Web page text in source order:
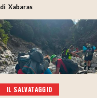
Xabaras
IL SALVATAGGIO